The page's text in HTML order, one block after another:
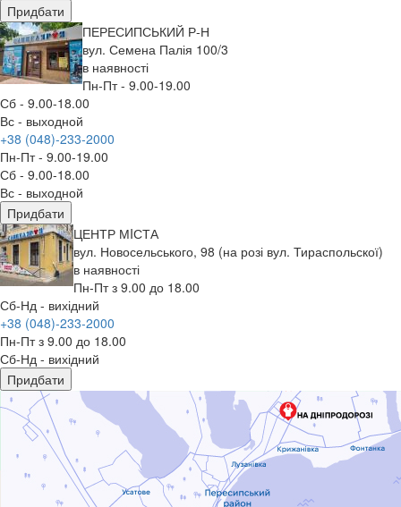
Придбати
ПЕРЕСИПСЬКИЙ Р-Н
вул. Семена Палія 100/3
в наявності
Пн-Пт - 9.00-19.00
Сб - 9.00-18.00
Вс - выходной
+38 (048)-233-2000
Пн-Пт - 9.00-19.00
Сб - 9.00-18.00
Вс - выходной
Придбати
ЦЕНТР МIСТА
вул. Новосельського, 98 (на розі вул. Тираспольскої)
в наявності
Пн-Пт з 9.00 до 18.00
Сб-Нд - вихідний
+38 (048)-233-2000
Пн-Пт з 9.00 до 18.00
Сб-Нд - вихідний
Придбати